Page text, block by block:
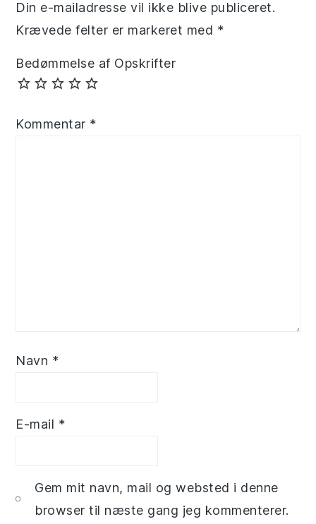
Din e-mailadresse vil ikke blive publiceret.
Krævede felter er markeret med *
Bedømmelse af Opskrifter
Kommentar *
Navn *
E-mail *
Gem mit navn, mail og websted i denne
browser til næste gang jeg kommenterer.